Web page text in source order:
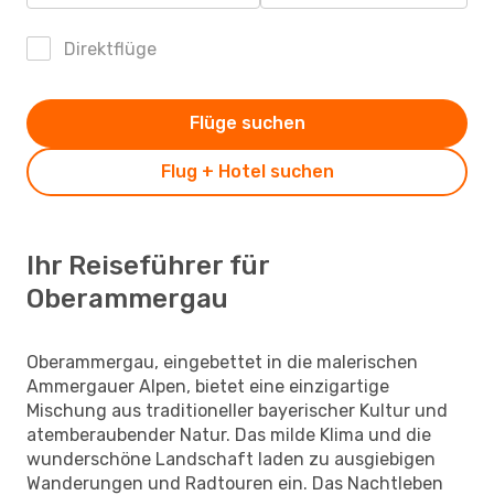
Direktflüge
Flug + Hotel suchen
Flüge suchen
Ihr Reiseführer für
Oberammergau
Oberammergau, eingebettet in die malerischen
Ammergauer Alpen, bietet eine einzigartige
Mischung aus traditioneller bayerischer Kultur und
atemberaubender Natur. Das milde Klima und die
wunderschöne Landschaft laden zu ausgiebigen
Wanderungen und Radtouren ein. Das Nachtleben